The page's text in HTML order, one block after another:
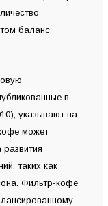
баланс
в
указывают на
может
таких как
Фильтр-кофе